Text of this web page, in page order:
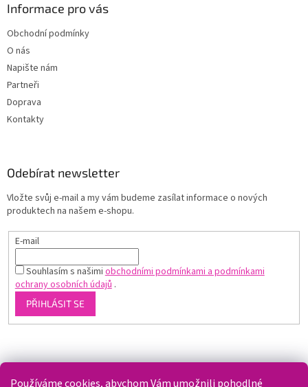
Používáme cookies, abychom Vám umožnili pohodlné
Informace pro vás
Obchodní podmínky
O nás
Napište nám
Partneři
Doprava
Kontakty
Odebírat newsletter
Vložte svůj e-mail a my vám budeme zasílat informace o nových
produktech na našem e-shopu.
E-mail
Souhlasím s našimiobchodními podmínkami a podmínkami
ochrany osobních údajů.
PŘIHLÁSIT SE